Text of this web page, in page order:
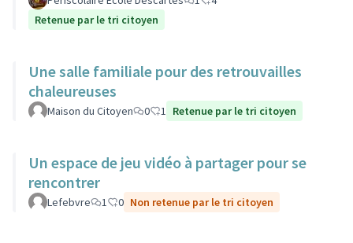
Retenue par le tri citoyen
Une salle familiale pour des retrouvailles
chaleureuses
Maison du Citoyen 0 1 Retenue par le tri citoyen
Un espace de jeu vidéo à partager pour se
rencontrer
Lefebvre 1 0 Non retenue par le tri citoyen